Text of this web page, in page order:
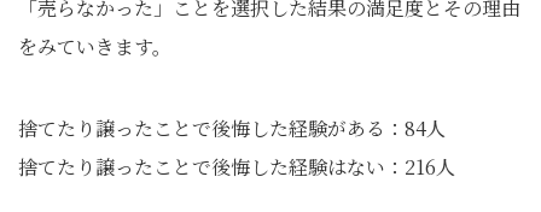
「売らなかった」ことを選択した結果の満足度とその理由
をみていきます。
捨てたり譲ったことで後悔した経験がある：84人
捨てたり譲ったことで後悔した経験はない：216人